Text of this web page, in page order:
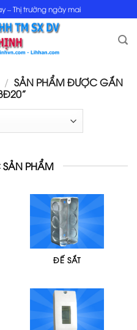
– Thị trường ngày mai
/ SẢN PHẨM ĐƯỢC GẮN
PHẨM
ĐẾ SẮT